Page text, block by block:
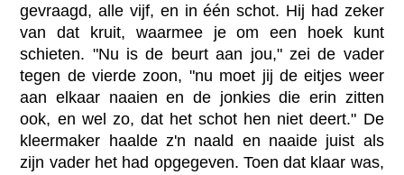
gevraagd, alle vijf, en in één schot. Hij had zeker
van dat kruit, waarmee je om een hoek kunt
schieten. "Nu is de beurt aan jou," zei de vader
tegen de vierde zoon, "nu moet jij de eitjes weer
aan elkaar naaien en de jonkies die erin zitten
ook, en wel zo, dat het schot hen niet deert." De
kleermaker haalde z'n naald en naaide juist als
zijn vader het had opgegeven. Toen dat klaar was,